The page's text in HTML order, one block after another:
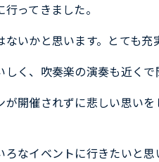
ってきました。
ないかと思います。とても
しく、吹奏楽の演奏も近く
が開催されずに悲しい思い
ろなイベントに行きたいと思